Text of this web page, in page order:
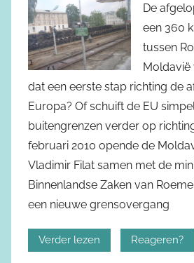
De
een 360
tussen
Moldavië
dat een eerste stap richting de
Europa? Of schuift de EU
buitengrenzen verder op
februari 2010 opende de
Vladimir Filat samen met de
Binnenlandse Zaken van
een nieuwe grensovergang
Verder lezen Reageren?